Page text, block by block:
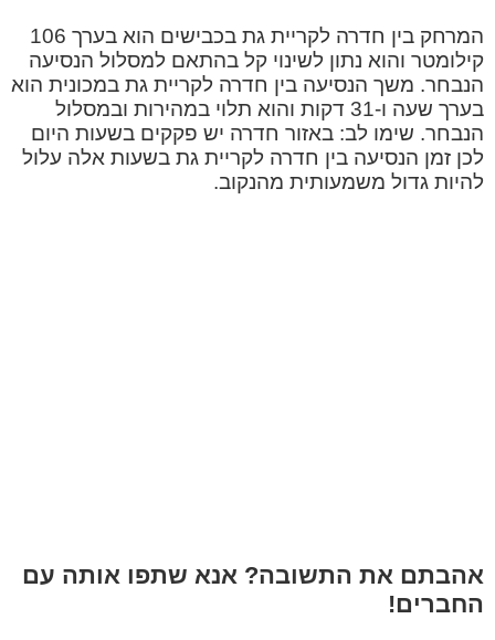
המרחק בין חדרה לקריית גת בכבישים הוא בערך 106
קילומטר והוא נתון לשינוי קל בהתאם למסלול הנסיעה
הנבחר. משך הנסיעה בין חדרה לקריית גת במכונית הוא
בערך שעה ו-31 דקות והוא תלוי במהירות ובמסלול
הנבחר. שימו לב: באזור חדרה יש פקקים בשעות היום
לכן זמן הנסיעה בין חדרה לקריית גת בשעות אלה עלול
להיות גדול משמעותית מהנקוב.
אהבתם את התשובה? אנא שתפו אותה עם
החברים!